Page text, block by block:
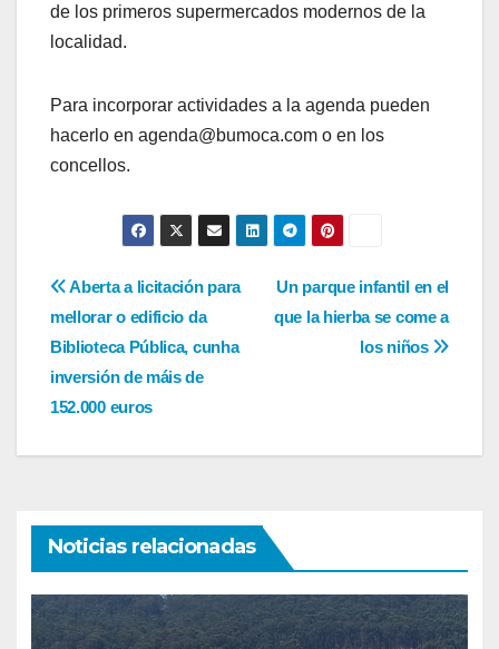
de los primeros supermercados modernos de la
localidad.
Para incorporar actividades a la agenda pueden
hacerlo en agenda@bumoca.com o en los
concellos.
Navegación
de
entradas
Un parque infantil en el
que la hierba se come a
los niños
Aberta a licitación para
mellorar o edificio da
Biblioteca Pública, cunha
inversión de máis de
152.000 euros
Noticias relacionadas